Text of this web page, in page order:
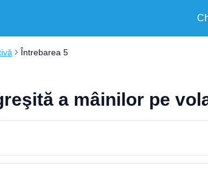
Întrebarea 5
a mâinilor pe